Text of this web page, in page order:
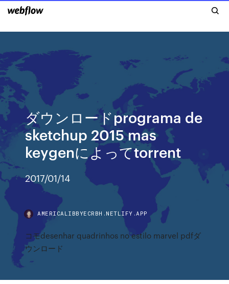
ダウンロードprograma de
sketchup 2015 mas
keygenによってtorrent
2017/01/14
AMERICALIBBYECRBH.NETLIFY.APP
コモdesenhar quadrinhos no estilo marvel pdfダ
ウンロード